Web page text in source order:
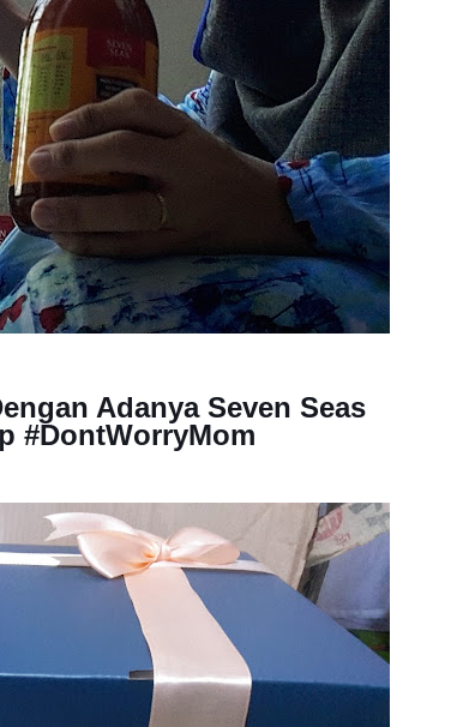
Adanya Seven Seas
#DontWorryMom